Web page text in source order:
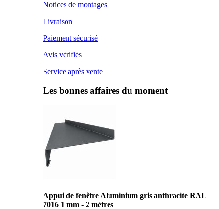
Notices de montages
Livraison
Paiement sécurisé
Avis vérifiés
Service après vente
Les bonnes affaires du moment
Appui de fenêtre Aluminium gris anthracite RAL
7016 1 mm - 2 mètres